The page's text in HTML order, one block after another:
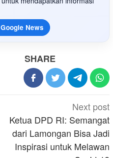
Google News
SHARE
Next post
Ketua DPD RI: Semangat
dari Lamongan Bisa Jadi
Inspirasi untuk Melawan